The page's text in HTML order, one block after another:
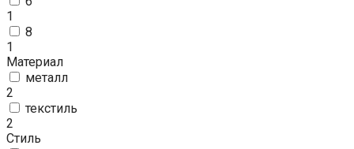
1
8
1
Материал
металл
2
текстиль
2
Стиль